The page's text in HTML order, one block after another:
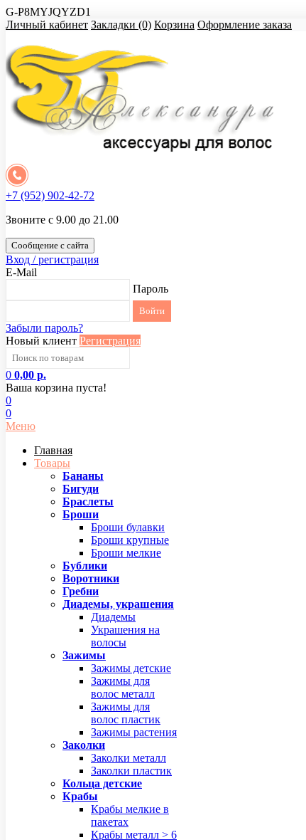
G-P8MYJQYZD1
Личный кабинет Закладки (0) Корзина Оформление заказа
+7 (952) 902-42-72
Звоните с 9.00 до 21.00
Сообщение с сайта
Вход / регистрация
E-Mail
Пароль
Забыли пароль?
Новый клиент Регистрация
0 0,00 р.
Ваша корзина пуста!
0
0
Меню
Главная
Товары
Бананы
Бигуди
Браслеты
Броши
Броши булавки
Броши крупные
Броши мелкие
Бублики
Воротники
Гребни
Диадемы, украшения
Диадемы
Украшения на
волосы
Зажимы
Зажимы детские
Зажимы для
волос металл
Зажимы для
волос пластик
Зажимы растения
Заколки
Заколки металл
Заколки пластик
Кольца детские
Крабы
Крабы мелкие в
пакетах
Крабы металл > 6